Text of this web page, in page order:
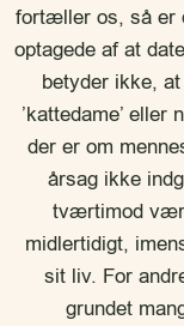
fortæller os, så er
optagede af at
betyder ikke, at
’kattedame’
der er om
årsag ikke
tværtimod
midlertidigt,
sit liv. For
grundet